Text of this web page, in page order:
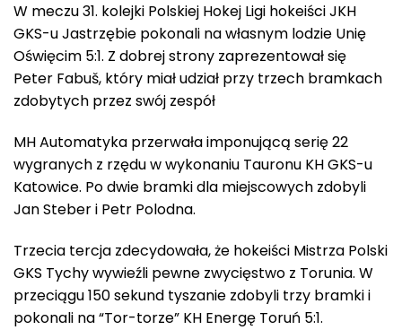
W meczu 31. kolejki Polskiej Hokej Ligi hokeiści JKH
GKS-u Jastrzębie pokonali na własnym lodzie Unię
Oświęcim 5:1. Z dobrej strony zaprezentował się
Peter Fabuš, który miał udział przy trzech bramkach
zdobytych przez swój zespół
MH Automatyka przerwała imponującą serię 22
wygranych z rzędu w wykonaniu Tauronu KH GKS-u
Katowice. Po dwie bramki dla miejscowych zdobyli
Jan Steber i Petr Polodna.
Trzecia tercja zdecydowała, że hokeiści Mistrza Polski
GKS Tychy wywieźli pewne zwycięstwo z Torunia. W
przeciągu 150 sekund tyszanie zdobyli trzy bramki i
pokonali na “Tor-torze” KH Energę Toruń 5:1.